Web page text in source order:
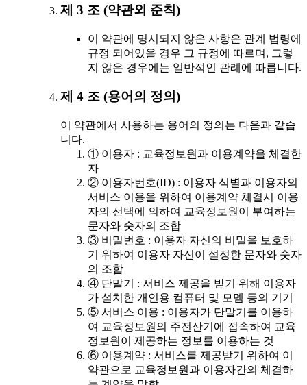
제 3 조 (약관외 준칙)
이 약관에 명시되지 않은 사항은 관계 법령에
규정 되어있을 경우 그 규정에 따르며, 그렇
지 않은 경우에는 일반적인 관례에 따릅니다.
제 4 조 (용어의 정의)
이 약관에서 사용하는 용어의 정의는 다음과 같습
니다.
① 이용자 : 교육정보원과 이용계약을 체결한
자
② 이용자번호(ID) : 이용자 식별과 이용자의
서비스 이용을 위하여 이용계약 체결시 이용
자의 선택에 의하여 교육정보원이 부여하는
문자와 숫자의 조합
③ 비밀번호 : 이용자 자신의 비밀을 보호하
기 위하여 이용자 자신이 설정한 문자와 숫자
의 조합
④ 단말기 : 서비스 제공을 받기 위해 이용자
가 설치한 개인용 컴퓨터 및 모뎀 등의 기기
⑤ 서비스 이용 : 이용자가 단말기를 이용하
여 교육정보원의 주전산기에 접속하여 교육
정보원이 제공하는 정보를 이용하는 것
⑥ 이용계약 : 서비스를 제공받기 위하여 이
약관으로 교육정보원과 이용자간의 체결하